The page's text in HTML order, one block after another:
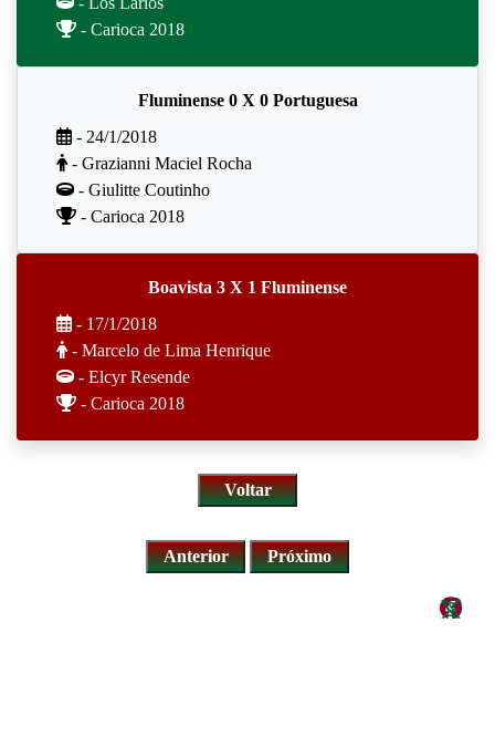
- Carioca 2018
Fluminense 0 X 0 Portuguesa
- 24/1/2018
- Grazianni Maciel Rocha
- Giulitte Coutinho
- Carioca 2018
Boavista 3 X 1 Fluminense
- 17/1/2018
- Marcelo de Lima Henrique
- Elcyr Resende
- Carioca 2018